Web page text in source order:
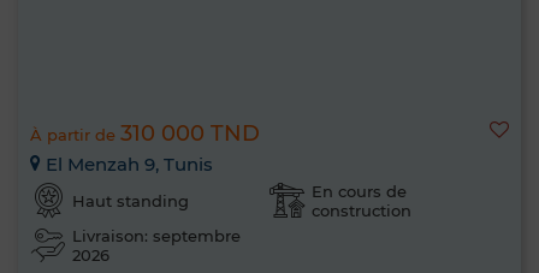
À partir de 310 000 TND
El Menzah 9, Tunis
Haut standing
En cours de
construction
Livraison: septembre
2026